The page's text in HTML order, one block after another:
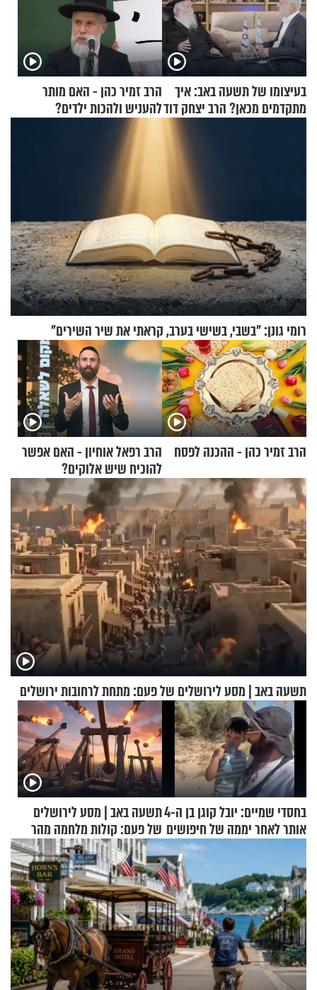
בעיצומו של תשעה באב: איך
מתקדמים מכאן? הרב יצחק דוד
הרב זמיר כהן - האם מותר
להעניש ולהכות ילדים?
רומי גונן: "בשבי, בשישי בערב, קראתי את שיר השירים"
הרב זמיר כהן - ההכנה לפסח
הרב רפאל אוחיון - האם אפשר
להוכיח שיש אלוקים?
תשעה באב | מסע לירושלים של פעם: מתחת לרחובות ירושלים
בחסדי שמיים: יובל קוגן בן ה-4
אותר לאחר יממה של חיפושים
תשעה באב | מסע לירושלים
של פעם: קולות מלחמה מהר
הזיתים